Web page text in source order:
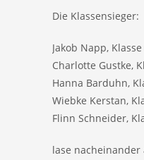
Die Klassensieger:
Jakob Napp, Klasse
Charlotte Gustke,
Hanna Barduhn,
Wiebke Kerstan,
Flinn Schneider,
lase